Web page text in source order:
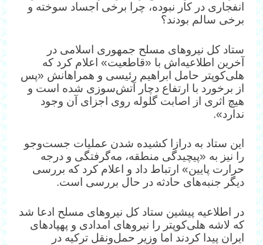
انفجاری در کار نبوده، چرا برخی اجساد سوخته و
برخی سالم بودند؟
ستاد کل نیروهای مسلح جمهوری اسلامی در
آخرین اطلاعیه‌اش با «قاطعیت» اعلام کرد که
هلی‌کوپتر حامل ابراهیم رئیسی و همراهانش «پس
از برخورد با ارتفاع دچار آتش‌سوزی شده است و
هیچ اثری از اصابت گلوله روی اجزای آن وجود
ندارد».
این ستاد به درازا کشیده شدن عملیات جست‌وجو
را نیز به «پیچیدگی منطقه، مه‌گرفتگی و درجه
حرارت پایین» ارتباط داد و اعلام کرد که بررسی
دیگر جنبه‌های حادثه در حال بررسی است.
در اطلاعیه پیشین ستاد کل نیروهای مسلح ادعا شد
که لاشه‌ هلی‌کوپتر را نیروهای امدادی و پهپادهای
ایران پیدا کردند اما وزیر حمل‌ونقل ترکیه در